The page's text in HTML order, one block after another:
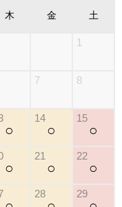
木 金 土
1
7 8
○
14
○
15
○
○
21
○
22
○
28 29